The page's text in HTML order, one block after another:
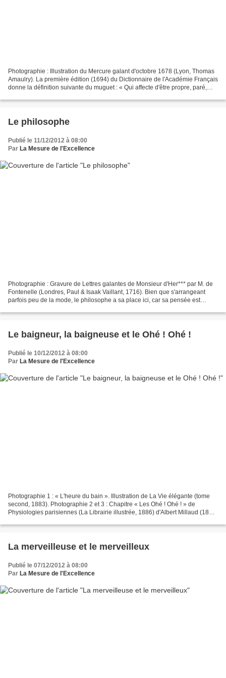
Photographie : Illustration du Mercure galant d'octobre 1678 (Lyon, Thomas
Amaulry). La première édition (1694) du Dictionnaire de l'Académie Français
donne la définition suivante du muguet : « Qui affecte d'être propre, paré,
Le philosophe
Publié le 11/12/2012 à 08:00
Par La Mesure de l'Excellence
Photographie : Gravure de Lettres galantes de Monsieur d'Her*** par M. de
Fontenelle (Londres, Paul & Isaak Vaillant, 1716). Bien que s'arrangeant
parfois peu de la mode, le philosophe a sa place ici, car sa pensée est
Le baigneur, la baigneuse et le Ohé ! Ohé !
Publié le 10/12/2012 à 08:00
Par La Mesure de l'Excellence
Photographie 1 : « L'heure du bain ». Illustration de La Vie élégante (tome
second, 1883). Photographie 2 et 3 : Chapitre « Les Ohé ! Ohé ! » de
Physiologies parisiennes (La Librairie illustrée, 1886) d'Albert Millaud (1844-
La merveilleuse et le merveilleux
Publié le 07/12/2012 à 08:00
Par La Mesure de l'Excellence